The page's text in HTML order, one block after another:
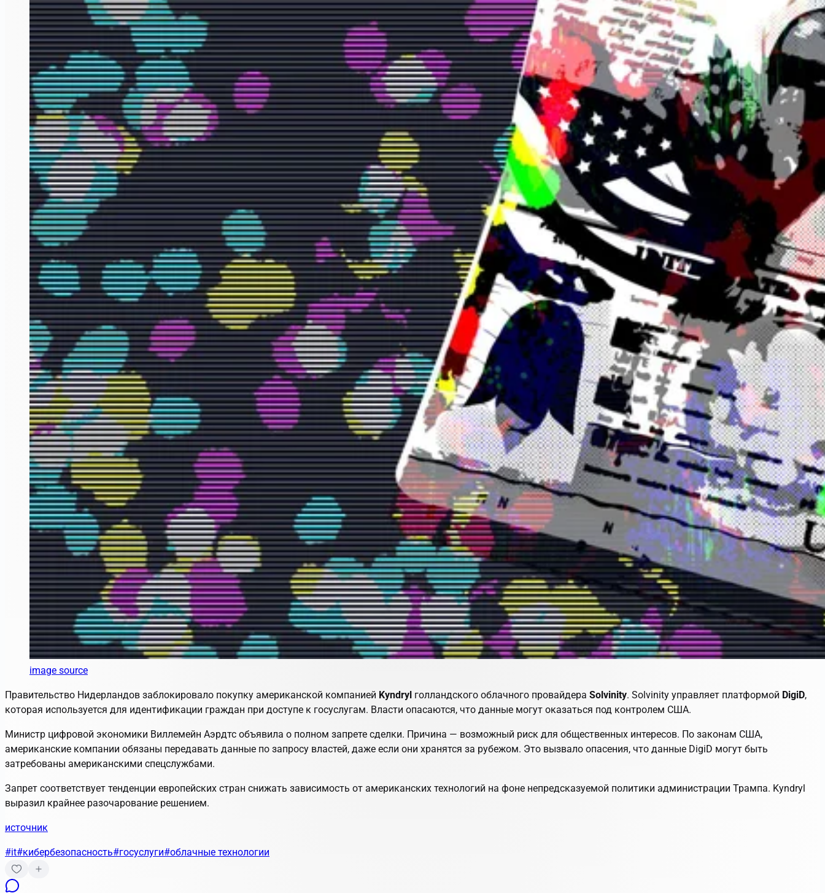
image source
Правительство Нидерландов заблокировало покупку американской компанией Kyndryl голландского облачного провайдера Solvinity. Solvinity управляет платформой DigiD,
которая используется для идентификации граждан при доступе к госуслугам. Власти опасаются, что данные могут оказаться под контролем США.
Министр цифровой экономики Виллемейн Аэрдтс объявила о полном запрете сделки. Причина — возможный риск для общественных интересов. По законам США,
американские компании обязаны передавать данные по запросу властей, даже если они хранятся за рубежом. Это вызвало опасения, что данные DigiD могут быть
затребованы американскими спецслужбами.
Запрет соответствует тенденции европейских стран снижать зависимость от американских технологий на фоне непредсказуемой политики администрации Трампа. Kyndryl
выразил крайнее разочарование решением.
источник
#it#кибербезопасность#госуслуги#облачные технологии